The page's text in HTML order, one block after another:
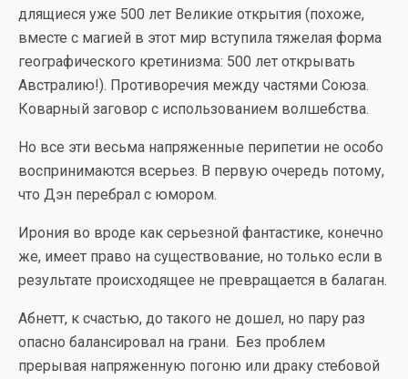
длящиеся уже 500 лет Великие открытия (похоже,
вместе с магией в этот мир вступила тяжелая форма
географического кретинизма: 500 лет открывать
Австралию!). Противоречия между частями Союза.
Коварный заговор с использованием волшебства.
Но все эти весьма напряженные перипетии не особо
воспринимаются всерьез. В первую очередь потому,
что Дэн перебрал с юмором.
Ирония во вроде как серьезной фантастике, конечно
же, имеет право на существование, но только если в
результате происходящее не превращается в балаган.
Абнетт, к счастью, до такого не дошел, но пару раз
опасно балансировал на грани. Без проблем
прерывая напряженную погоню или драку стебовой